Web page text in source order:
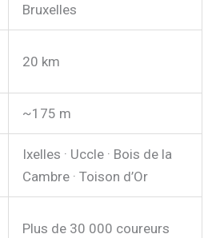
Bruxelles
20 km
~175 m
Ixelles · Uccle · Bois de la
Cambre · Toison d’Or
Plus de 30 000 coureurs